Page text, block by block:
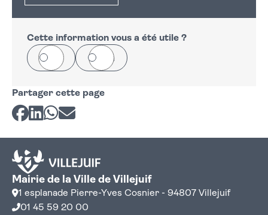
Cette information vous a été utile ?
Oui Non
Partager cette page
Partager sur Facebook
Partager sur LinkedIn
Partager sur Whatsapp
Partager par courriel
Mairie de la Ville de Villejuif
1 esplanade Pierre-Yves Cosnier - 94807 Villejuif
01 45 59 20 00